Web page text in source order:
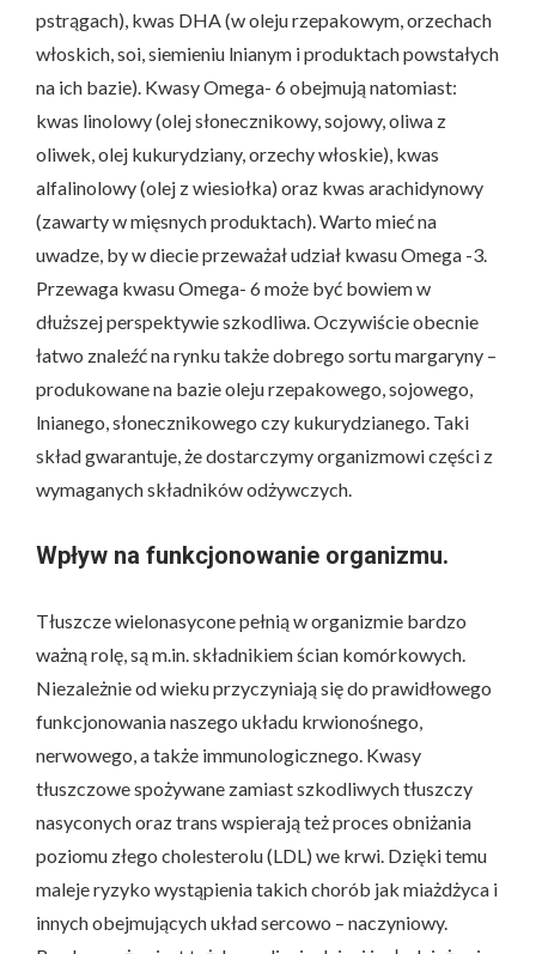
pstrągach), kwas DHA (w oleju rzepakowym, orzechach
włoskich, soi, siemieniu lnianym i produktach powstałych
na ich bazie). Kwasy Omega- 6 obejmują natomiast:
kwas linolowy (olej słonecznikowy, sojowy, oliwa z
oliwek, olej kukurydziany, orzechy włoskie), kwas
alfalinolowy (olej z wiesiołka) oraz kwas arachidynowy
(zawarty w mięsnych produktach). Warto mieć na
uwadze, by w diecie przeważał udział kwasu Omega -3.
Przewaga kwasu Omega- 6 może być bowiem w
dłuższej perspektywie szkodliwa. Oczywiście obecnie
łatwo znaleźć na rynku także dobrego sortu margaryny –
produkowane na bazie oleju rzepakowego, sojowego,
lnianego, słonecznikowego czy kukurydzianego. Taki
skład gwarantuje, że dostarczymy organizmowi części z
wymaganych składników odżywczych.
Wpływ na funkcjonowanie organizmu.
Tłuszcze wielonasycone pełnią w organizmie bardzo
ważną rolę, są m.in. składnikiem ścian komórkowych.
Niezależnie od wieku przyczyniają się do prawidłowego
funkcjonowania naszego układu krwionośnego,
nerwowego, a także immunologicznego. Kwasy
tłuszczowe spożywane zamiast szkodliwych tłuszczy
nasyconych oraz trans wspierają też proces obniżania
poziomu złego cholesterolu (LDL) we krwi. Dzięki temu
maleje ryzyko wystąpienia takich chorób jak miażdżyca i
innych obejmujących układ sercowo – naczyniowy.